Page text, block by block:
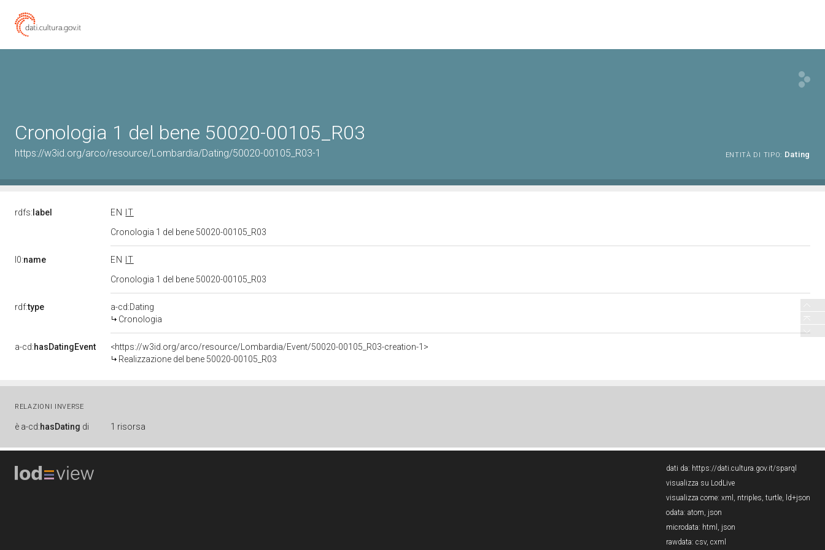
Cronologia 1 del bene 50020-00105_R03
https://w3id.org/arco/resource/Lombardia/Dating/50020-00105_R03-1 ENTITÀ DI TIPO: Dating
rdfs: label EN
IT
Cronologia 1 del bene 50020-00105_R03
l0:name EN
IT
Cronologia 1 del bene 50020-00105_R03
rdf:type
a-cd:Dating
Cronologia
a-cd:hasDatingEvent
<https://w3id.org/arco/resource/Lombardia/Event/50020-00105_R03-creation-1>
Realizzazione del bene 50020-00105_R03
RELAZIONI INVERSE
è a-cd:hasDating di 1 risorsa
dati da: https://dati.cultura.gov.it/sparql
visualizza su LodLive
visualizza come: xml , ntriples, turtle, ld+json
odata: atom, json
microdata: html , json
rawdata: csv, cxml